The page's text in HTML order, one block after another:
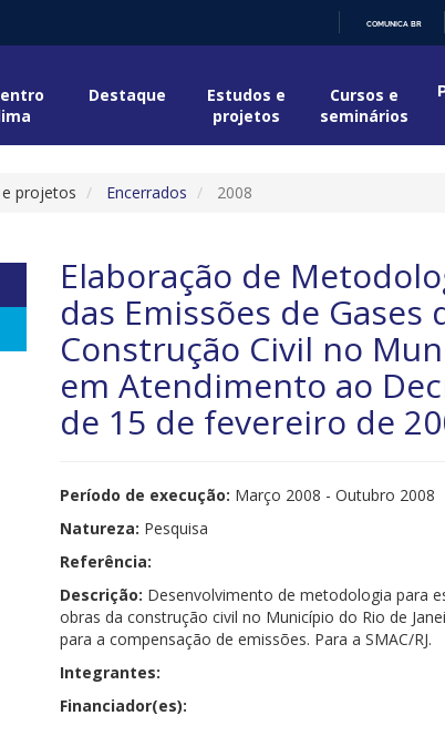
CONTEÚDO
COMUNICA BR
Destaque
Estudos e
projetos
Cursos e
seminários
projetos Encerrados 2008
Elaboração de
das Emissões de Gases
Construção Civil no
em Atendimento ao
de 15 de fevereiro de
Período de execução: Março 2008 - Outubro 2008
Natureza: Pesquisa
Referência:
Descrição: Desenvolvimento de metodologia para
obras da construção civil no Município do Rio de
para a compensação de emissões. Para a SMAC/RJ.
Integrantes:
Financiador(es):